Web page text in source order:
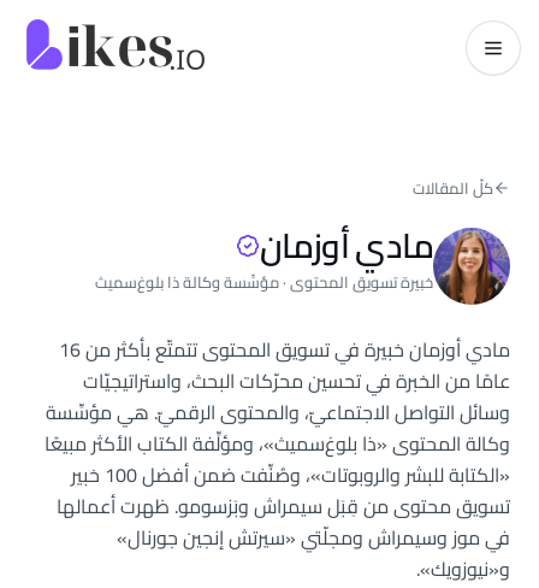
تخطّي إلى المحتوى
كلّ المقالات
مادي أوزمان
خبيرة تسويق المحتوى · مؤسِّسة وكالة ذا بلوغ‌سميث
مادي أوزمان خبيرة في تسويق المحتوى تتمتّع بأكثر من 16
عامًا من الخبرة في تحسين محرّكات البحث، واستراتيجيّات
وسائل التواصل الاجتماعيّ، والمحتوى الرقميّ. هي مؤسِّسة
وكالة المحتوى «ذا بلوغ‌سميث»، ومؤلِّفة الكتاب الأكثر مبيعًا
«الكتابة للبشر والروبوتات»، وصُنِّفت ضمن أفضل 100 خبير
تسويق محتوى من قِبَل سيمراش وبَزسومو. ظهرت أعمالها
في موز وسيمراش ومجلّتي «سيرتش إنجين جورنال»
و«نيوزويك».